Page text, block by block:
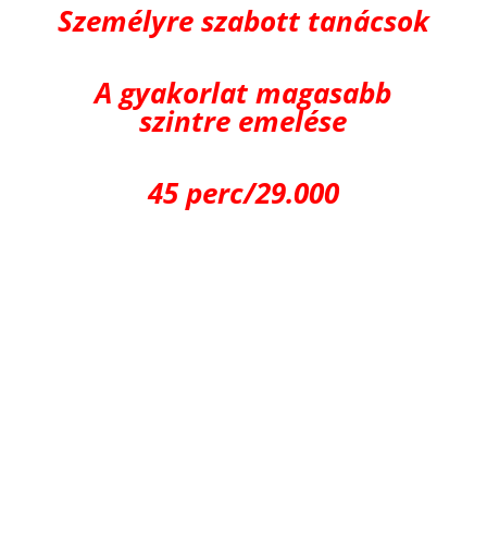
Személyre szabott tanácsok
A gyakorlat magasabb
szintre emelése
45 perc/29.000